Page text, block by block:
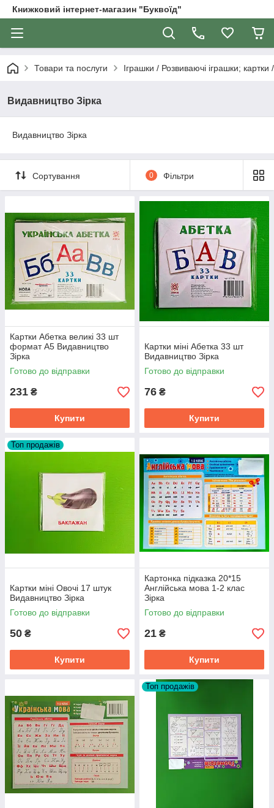
Книжковий інтернет-магазин "Буквоїд"
Товари та послуги Іграшки / Розвиваючі іграшки;
Видавництво Зірка
Видавництво Зірка
Сортування 0 Фільтри
Картки Абетка великі 33 шт
формат А5 Видавництво
Зірка
Готово до відправки
231 ₴
Купити
Картки міні Абетка 33 шт
Видавництво Зірка
Готово до відправки
76 ₴
Купити
Топ продажів
Картки міні Овочі 17 штук
Видавництво Зірка
Готово до відправки
50 ₴
Купити
Картонка підказка 20*15
Англійська мова 1-2 клас
Зірка
Готово до відправки
21 ₴
Купити
Топ продажів